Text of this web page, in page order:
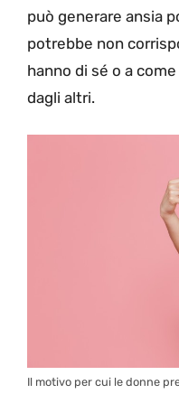
può generare ansia
potrebbe non
hanno di sé o a
dagli altri.
Il motivo per cui le donne